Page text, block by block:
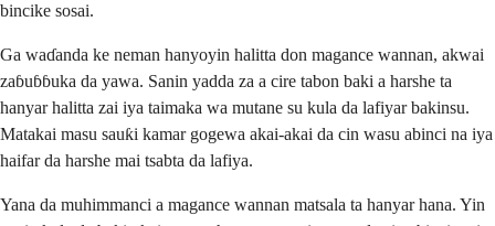
bincike sosai.
Ga waɗanda ke neman hanyoyin halitta don magance wannan, akwai
zaɓuɓɓuka da yawa. Sanin yadda za a cire tabon baki a harshe ta
hanyar halitta zai iya taimaka wa mutane su kula da lafiyar bakinsu.
Matakai masu sauƙi kamar gogewa akai-akai da cin wasu abinci na iya
haifar da harshe mai tsabta da lafiya.
Yana da muhimmanci a magance wannan matsala ta hanyar hana. Yin